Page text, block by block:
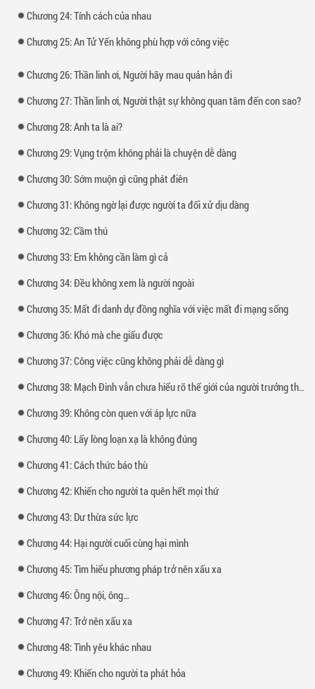
Chương 24: Tính cách của nhau
Chương 25: An Tử Yến không phù hợp với công việc
Chương 26: Thần linh ơi, Người hãy mau quản hắn đi
Chương 27: Thần linh ơi, Người thật sự không quan tâm đến con sao?
Chương 28: Anh ta là ai?
Chương 29: Vụng trộm không phải là chuyện dễ dàng
Chương 30: Sớm muộn gì cũng phát điên
Chương 31: Không ngờ lại được người ta đối xử dịu dàng
Chương 32: Cầm thú
Chương 33: Em không cần làm gì cả
Chương 34: Đều không xem là người ngoài
Chương 35: Mất đi danh dự đồng nghĩa với việc mất đi mạng sống
Chương 36: Khó mà che giấu được
Chương 37: Công việc cũng không phải dễ dàng gì
Chương 38: Mạch Đinh vẫn chưa hiểu rõ thế giới của người trưởng thành
Chương 39: Không còn quen với áp lực nữa
Chương 40: Lấy lòng loạn xạ là không đúng
Chương 41: Cách thức báo thù
Chương 42: Khiến cho người ta quên hết mọi thứ
Chương 43: Dư thừa sức lực
Chương 44: Hại người cuối cùng hại mình
Chương 45: Tìm hiểu phương pháp trở nên xấu xa
Chương 46: Ông nội, ông…
Chương 47: Trở nên xấu xa
Chương 48: Tình yêu khác nhau
Chương 49: Khiến cho người ta phát hỏa